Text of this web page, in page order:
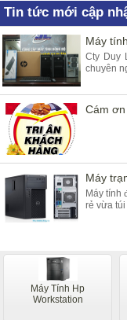
Tin tức mới cập
Máy
Cty Duy
chuyên
Cám
Máy
Máy tính
rẻ vừa
Máy Tính Hp
Workstation